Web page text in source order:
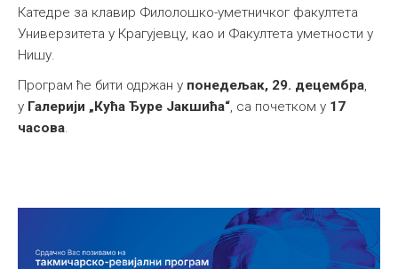
Катедре за клавир Филолошко-уметничког факултета
Универзитета у Крагујевцу, као и Факултета уметности у
Нишу.
Програм ће бити одржан у понедељак, 29. децембра,
у Галерији „Кућа Ђуре Јакшића“, са почетком у 17
часова.